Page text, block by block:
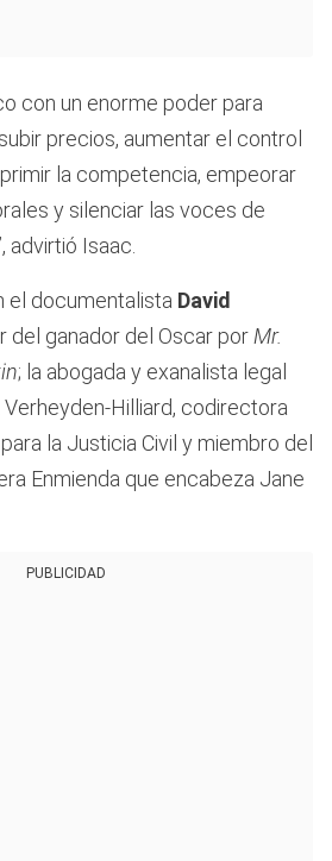
con un enorme poder para
precios, aumentar el control
la competencia, empeorar
y silenciar las voces de
advirtió Isaac.
el documentalista David
del ganador del Oscar por Mr.
; la abogada y exanalista legal
Verheyden-Hilliard, codirectora
la Justicia Civil y miembro del
Enmienda que encabeza Jane
PUBLICIDAD